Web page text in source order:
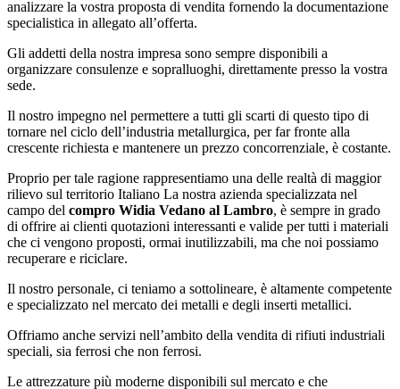
analizzare la vostra proposta di vendita fornendo la documentazione
specialistica in allegato all’offerta.
Gli addetti della nostra impresa sono sempre disponibili a
organizzare consulenze e sopralluoghi, direttamente presso la vostra
sede.
Il nostro impegno nel permettere a tutti gli scarti di questo tipo di
tornare nel ciclo dell’industria metallurgica, per far fronte alla
crescente richiesta e mantenere un prezzo concorrenziale, è costante.
Proprio per tale ragione rappresentiamo una delle realtà di maggior
rilievo sul territorio Italiano La nostra azienda specializzata nel
campo del compro Widia Vedano al Lambro, è sempre in grado
di offrire ai clienti quotazioni interessanti e valide per tutti i materiali
che ci vengono proposti, ormai inutilizzabili, ma che noi possiamo
recuperare e riciclare.
Il nostro personale, ci teniamo a sottolineare, è altamente competente
e specializzato nel mercato dei metalli e degli inserti metallici.
Offriamo anche servizi nell’ambito della vendita di rifiuti industriali
speciali, sia ferrosi che non ferrosi.
Le attrezzature più moderne disponibili sul mercato e che